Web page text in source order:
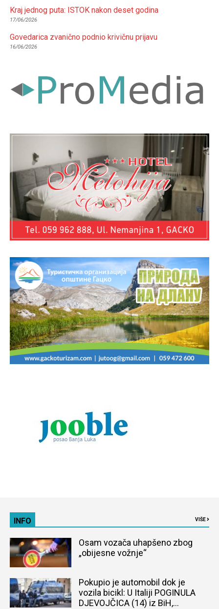
Kraj jednog puta: ISTOK nakon deset godina
17/06/2026
Govedarica zvanično podnio krivičnu prijavu
16/06/2026
INFO VIŠE
Osam vozača uhapšeno zbog
„obijesne vožnje“
Pokupio je automobil dok je
vozila bicikl: U Italiji POGINULA
DJEVOJČICA (14) iz BiH,